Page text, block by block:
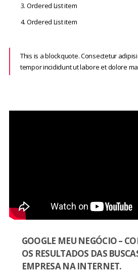
Ordered List item
Ordered List item
This is a blockquote. Consectetur
tempor incididunt ut labore et dolore
GOOGLE MEU NEGÓCIO –
OS RESULTADOS DAS
EMPRESA NA INTERNET.